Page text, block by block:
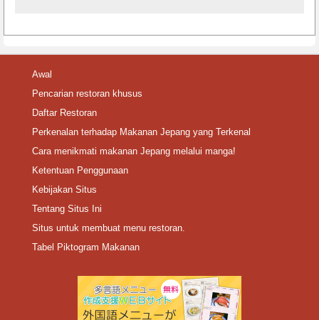
Awal
Pencarian restoran khusus
Daftar Restoran
Perkenalan terhadap Makanan Jepang yang Terkenal
Cara menikmati makanan Jepang melalui manga!
Ketentuan Penggunaan
Kebijakan Situs
Tentang Situs Ini
Situs untuk membuat menu restoran.
Tabel Piktogram Makanan